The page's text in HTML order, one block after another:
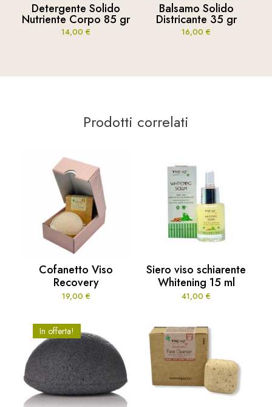
Detergente Solido
Nutriente Corpo 85 gr
14,00 €
Balsamo Solido
Districante 35 gr
16,00 €
Prodotti correlati
Cofanetto Viso
Recovery
19,00 €
Siero viso schiarente
Whitening 15 ml
41,00 €
In offerta!